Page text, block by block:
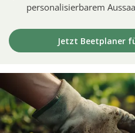
personalisierbarem
Jetzt Beetplaner